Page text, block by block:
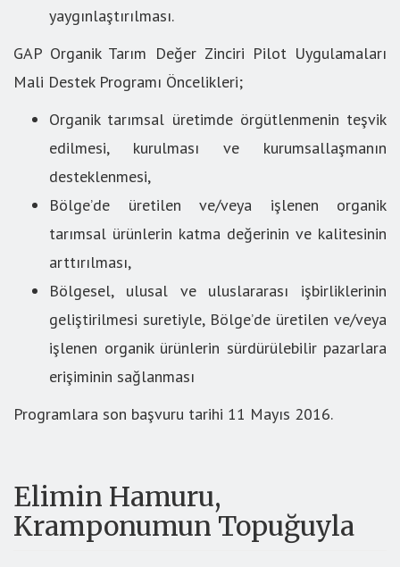
yaygınlaştırılması.
GAP Organik Tarım Değer Zinciri Pilot Uygulamaları
Mali Destek Programı Öncelikleri;
Organik tarımsal üretimde örgütlenmenin teşvik
edilmesi, kurulması ve kurumsallaşmanın
desteklenmesi,
Bölge’de üretilen ve/veya işlenen organik
tarımsal ürünlerin katma değerinin ve kalitesinin
arttırılması,
Bölgesel, ulusal ve uluslararası işbirliklerinin
geliştirilmesi suretiyle, Bölge’de üretilen ve/veya
işlenen organik ürünlerin sürdürülebilir pazarlara
erişiminin sağlanması
Programlara son başvuru tarihi 11 Mayıs 2016.
Elimin Hamuru,
Kramponumun Topuğuyla